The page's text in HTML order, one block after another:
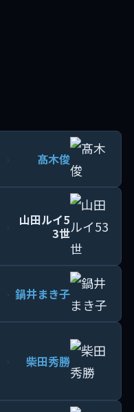
髙木俊
山田ルイ5
3世
鍋井まき子
柴田秀勝